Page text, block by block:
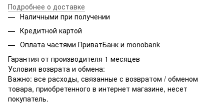
Подробнее о доставке
Наличными при получении
Кредитной картой
Оплата частями ПриватБанк и monobank
Гарантия от производителя 1 месяцев
Условия возврата и обмена:
Важно: все расходы, связанные с возвратом / обменом
товара, приобретенного в интернет магазине, несет
покупатель.